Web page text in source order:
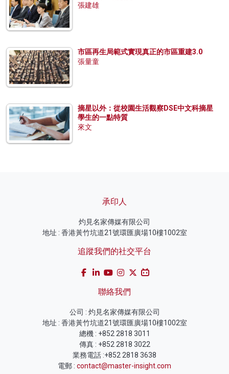
張建雄
市區再生局範式實現真正的市區重建3.0
張量童
摘星以外：從校園生活觀察DSE中文科摘星
學生的一點特質
來文
承印人
灼見名家傳媒有限公司
地址 : 香港黃竹坑道21號環匯廣場10樓1002室
追蹤我們的社交平台
聯絡我們
公司 : 灼見名家傳媒有限公司
地址 : 香港黃竹坑道21號環匯廣場10樓1002室
總機 : +852 2818 3011
傳真 : +852 2818 3022
業務電話 :+852 2818 3638
電郵 : contact@master-insight.com